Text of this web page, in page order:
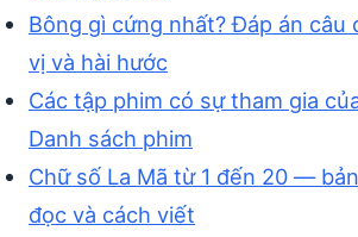
Bông gì cứng nhất? Đáp án câu
vị và hài hước
Các tập phim có sự tham gia
Danh sách phim
Chữ số La Mã từ 1 đến 20 —
đọc và cách viết